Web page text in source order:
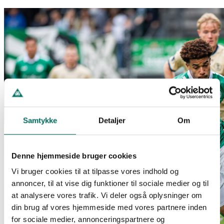
Samtykke Detaljer Om
Denne hjemmeside bruger cookies
Vi bruger cookies til at tilpasse vores indhold og
annoncer, til at vise dig funktioner til sociale medier og til
at analysere vores trafik. Vi deler også oplysninger om
din brug af vores hjemmeside med vores partnere inden
for sociale medier, annonceringspartnere og